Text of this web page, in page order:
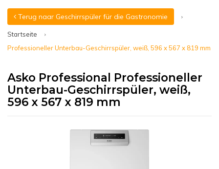
Terug naar Geschirrspüler für die Gastronomie
Startseite
Professioneller Unterbau-Geschirrspüler, weiß, 596 x 567 x 819 mm
Asko Professional Professioneller
Unterbau-Geschirrspüler, weiß,
596 x 567 x 819 mm